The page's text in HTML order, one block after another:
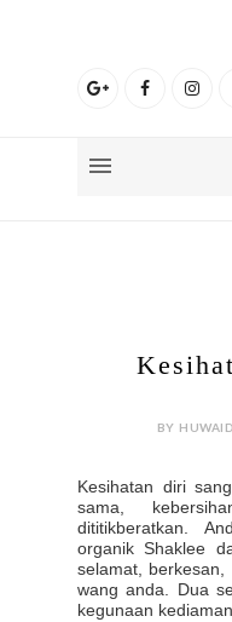
BY
Kesihatan diri
sama,
dititikberatkan.
organik Shaklee
selamat,
wang anda. Dua
kegunaan